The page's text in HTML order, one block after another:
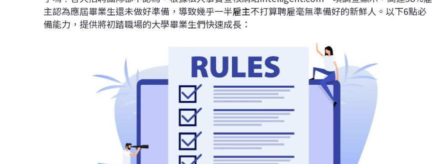
o
k
s
I
n
n
k
主認為應屆畢業生還未做好準備，導致幾乎一半雇主不打算聘雇毫無準備好的新鮮人。以下6點必
備能力，提供將初踏職場的大學畢業生們快速成長：